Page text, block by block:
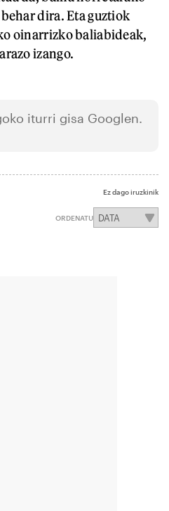
dira. Eta guztiok
oinarrizko baliabideak,
izango.
iturri gisa Googlen.
Ez dago iruzkinik
ORDENATU